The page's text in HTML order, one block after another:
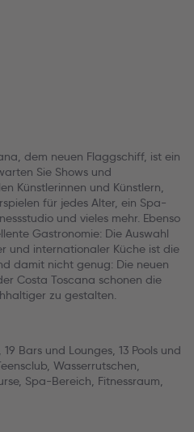
dem neuen Flaggschiff, ist ein
Sie Shows und
Künstlerinnen und Künstlern,
für jedes Alter, ein Spa-
und vieles mehr. Ebenso
Gastronomie: Die Auswahl
und internationaler Küche ist die
damit nicht genug: Die neuen
Costa Toscana schonen die
zu gestalten.
Bars und Lounges, 13 Pools und
Wasserrutschen,
Spa-Bereich, Fitnessraum,